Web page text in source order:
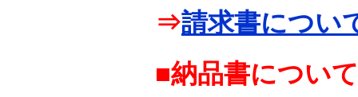
⇒請求書につい
■納品書について